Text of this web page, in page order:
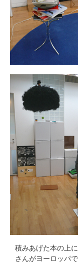
積みあげた本の上
さんがヨーロッパ